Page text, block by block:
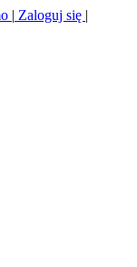
| Zaloguj się |